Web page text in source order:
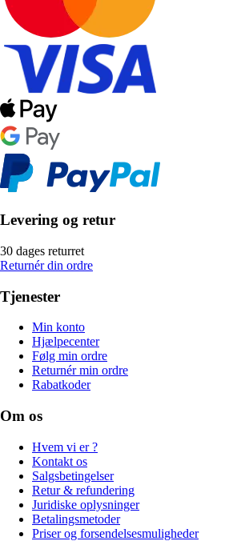
Levering og retur
30 dages returret
Returnér din ordre
Tjenester
Min konto
Hjælpecenter
Følg min ordre
Returnér min ordre
Rabatkoder
Om os
Hvem vi er ?
Kontakt os
Salgsbetingelser
Retur & refundering
Juridiske oplysninger
Betalingsmetoder
Priser og forsendelsesmuligheder